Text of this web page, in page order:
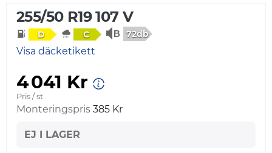
255/50 R19 107 V
D C 72db
Visa däcketikett
4 041 Kr
Pris / st
Monteringspris 385 Kr
EJ I LAGER